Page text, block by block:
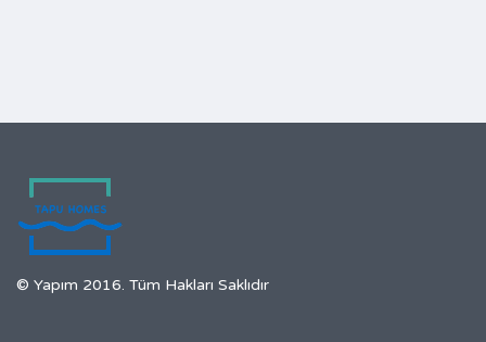
© Yapım 2016. Tüm Hakları Saklıdır